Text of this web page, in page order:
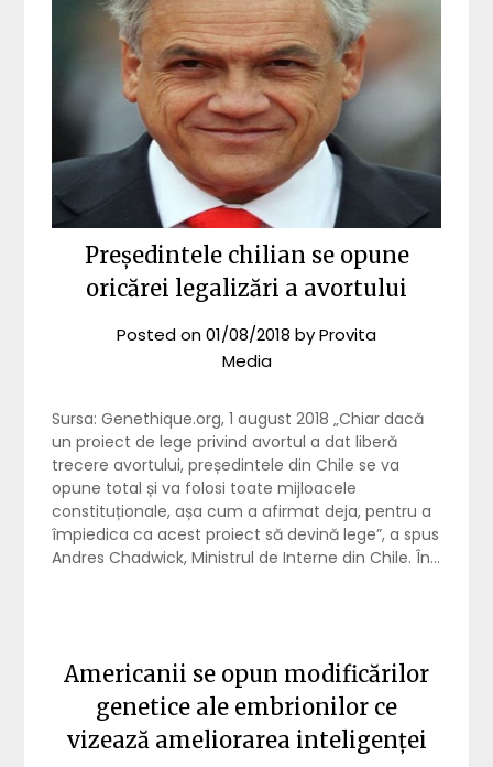
Președintele chilian se opune
oricărei legalizări a avortului
Posted on01/08/2018 byProvita
Media
Sursa: Genethique.org, 1 august 2018 „Chiar dacă
un proiect de lege privind avortul a dat liberă
trecere avortului, președintele din Chile se va
opune total și va folosi toate mijloacele
constituționale, așa cum a afirmat deja, pentru a
împiedica ca acest proiect să devină lege”, a spus
Andres Chadwick, Ministrul de Interne din Chile. În…
Americanii se opun modificărilor
genetice ale embrionilor ce
vizează ameliorarea inteligenței